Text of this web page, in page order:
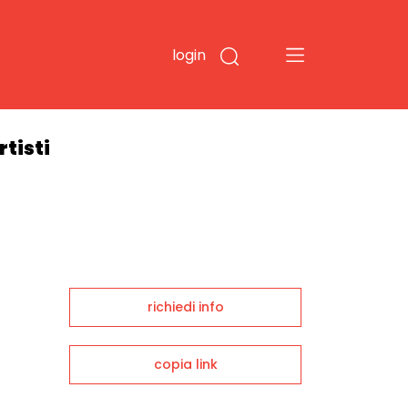
login
richiedi info
copia link